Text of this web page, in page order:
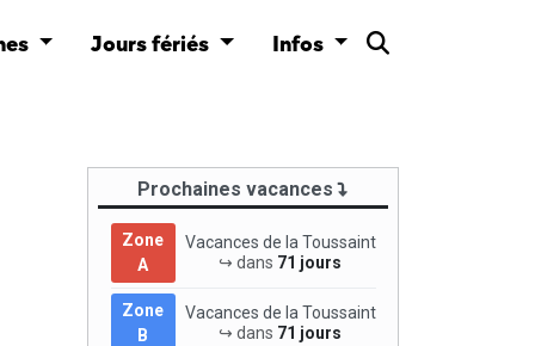
Jours fériés Infos
Prochaines vacances
Zone
A
Vacances de la Toussaint
↪ dans 71 jours
Zone
B
Vacances de la Toussaint
↪ dans 71 jours